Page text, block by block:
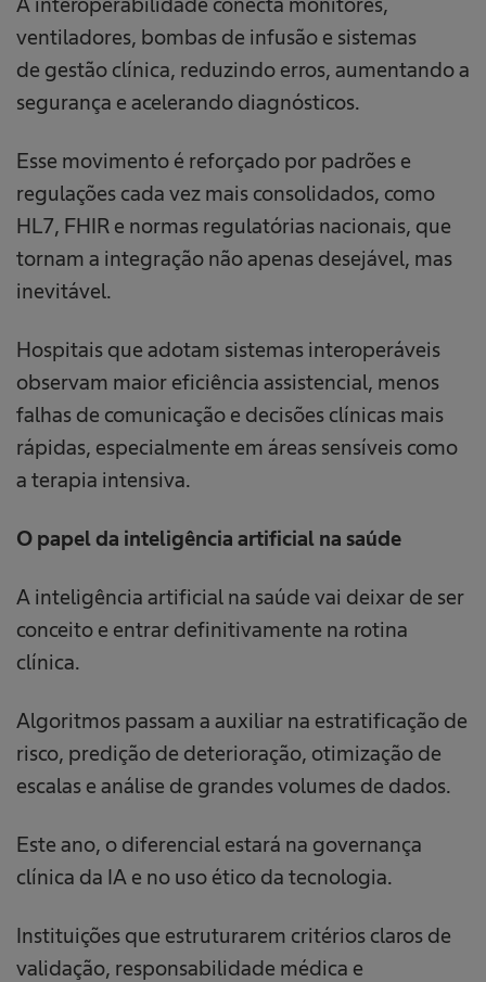
ventiladores, bombas de infusão e sistemas
de gestão clínica, reduzindo erros, aumentando a
segurança e acelerando diagnósticos.
Esse movimento é reforçado por padrões e
regulações cada vez mais consolidados, como
HL7, FHIR e normas regulatórias nacionais, que
tornam a integração não apenas desejável, mas
inevitável.
Hospitais que adotam sistemas interoperáveis
observam maior eficiência assistencial, menos
falhas de comunicação e decisões clínicas mais
rápidas, especialmente em áreas sensíveis como
a terapia intensiva.
O papel da inteligência artificial na saúde
A inteligência artificial na saúde vai deixar de ser
conceito e entrar definitivamente na rotina
clínica.
Algoritmos passam a auxiliar na estratificação de
risco, predição de deterioração, otimização de
escalas e análise de grandes volumes de dados.
Este ano, o diferencial estará na governança
clínica da IA e no uso ético da tecnologia.
Instituições que estruturarem critérios claros de
validação, responsabilidade médica e